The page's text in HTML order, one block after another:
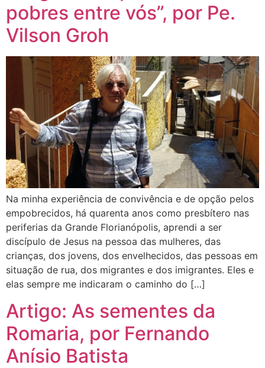
pobres entre vós”, por Pe.
Vilson Groh
Na minha experiência de convivência e de opção pelos
empobrecidos, há quarenta anos como presbítero nas
periferias da Grande Florianópolis, aprendi a ser
discípulo de Jesus na pessoa das mulheres, das
crianças, dos jovens, dos envelhecidos, das pessoas em
situação de rua, dos migrantes e dos imigrantes. Eles e
elas sempre me indicaram o caminho do […]
Artigo: As sementes da
Romaria, por Fernando
Anísio Batista